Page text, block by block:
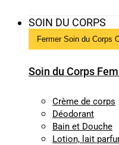
SOIN DU CORPS
Fermer Soin du Corps
Soin du Corps
Crème de corps
Déodorant
Bain et Douche
Lotion, lait